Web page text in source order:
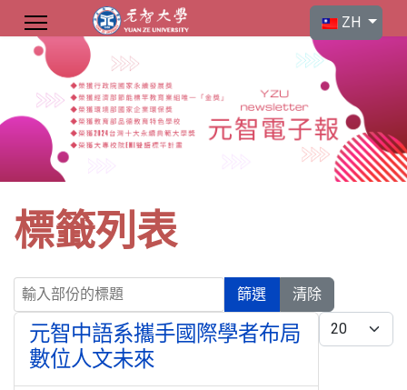
選擇你的語言
ZH
標籤列表
輸入部份的標題
篩選 清除
每頁顯示條數
元智中語系攜手國際學者布局
數位人文未來